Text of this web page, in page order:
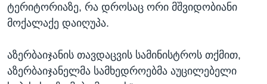
ტერიტორიაზე, რა დროსაც ორი მშვიდობიანი
მოქალაქე დაიღუპა.
აზერბაიჯანის თავდაცვის სამინისტროს თქმით,
აზერბაიჯანელმა სამხედროებმა აუცილებელი